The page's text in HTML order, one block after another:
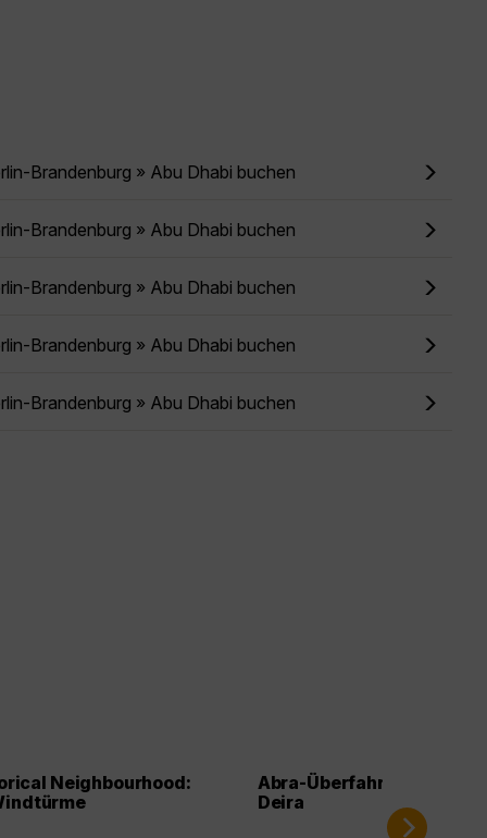
Brandenburg » Abu Dhabi buchen
Brandenburg » Abu Dhabi buchen
Brandenburg » Abu Dhabi buchen
Brandenburg » Abu Dhabi buchen
Brandenburg » Abu Dhabi buchen
Neighbourhood:
Abra-Überfahrt auf dem
Deira